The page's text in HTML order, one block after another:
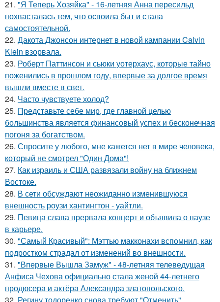
21. "Я Теперь Хозяйка" - 16-летняя Анна пересильд
похвасталась тем, что освоила быт и стала
самостоятельной.
22. Дакота Джонсон интернет в новой кампании Calvin
Klein взорвала.
23. Роберт Паттинсон и сьюки уотерхаус, которые тайно
поженились в прошлом году, впервые за долгое время
вышли вместе в свет.
24. Часто чувствуете холод?
25. Представьте себе мир, где главной целью
большинства является финансовый успех и бесконечная
погоня за богатством.
26. Спросите у любого, мне кажется нет в мире человека,
который не смотрел "Один Дома"!
27. Как израиль и США развязали войну на ближнем
Востоке.
28. В сети обсуждают неожиданно изменившуюся
внешность роузи хантингтон - уайтли.
29. Певица слава прервала концерт и объявила о паузе
в карьере.
30. "Самый Красивый": Мэттью макконахи вспомнил, как
подростком страдал от изменений во внешности.
31. "Впервые Вышла Замуж" - 48-летняя телеведущая
Анфиса Чехова официально стала женой 44-летнего
продюсера и актёра Александра златопольского.
32. Регину тодоренко снова требуют "Отменить".